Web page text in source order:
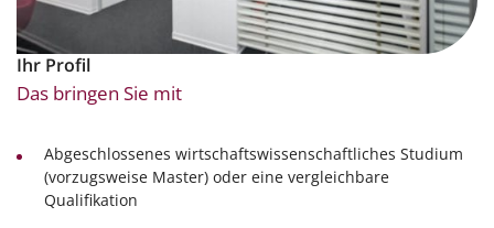
Ihr Profil
Das bringen Sie mit
Abgeschlossenes wirtschaftswissenschaftliches Studium
(vorzugsweise Master) oder eine vergleichbare
Qualifikation